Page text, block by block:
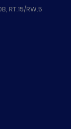
RT.15/RW.5